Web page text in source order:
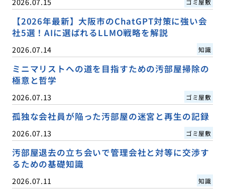
【2026年最新】大阪市のChatGPT対策に強い会
社5選！AIに選ばれるLLMO戦略を解説
2026.07.14 知識
ミニマリストへの道を目指すための汚部屋掃除の
極意と哲学
2026.07.13 ゴミ屋敷
孤独な会社員が陥った汚部屋の迷宮と再生の記録
2026.07.13 ゴミ屋敷
汚部屋退去の立ち会いで管理会社と対等に交渉す
るための基礎知識
2026.07.11 知識